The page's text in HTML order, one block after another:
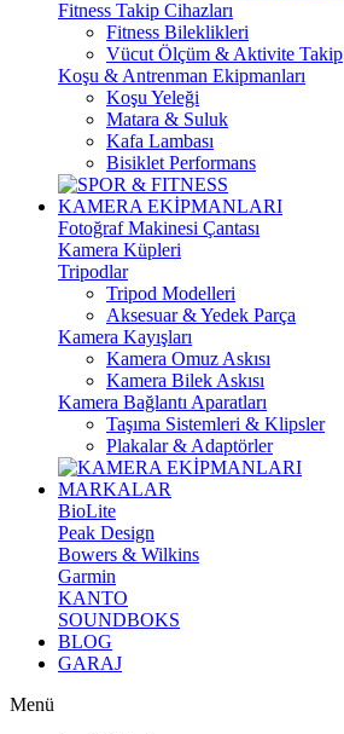
Fitness Takip Cihazları
Fitness Bileklikleri
Vücut Ölçüm & Aktivite Takip
Koşu & Antrenman Ekipmanları
Koşu Yeleği
Matara & Suluk
Kafa Lambası
Bisiklet Performans
KAMERA EKİPMANLARI
Fotoğraf Makinesi Çantası
Kamera Küpleri
Tripodlar
Tripod Modelleri
Aksesuar & Yedek Parça
Kamera Kayışları
Kamera Omuz Askısı
Kamera Bilek Askısı
Kamera Bağlantı Aparatları
Taşıma Sistemleri & Klipsler
Plakalar & Adaptörler
MARKALAR
BioLite
Peak Design
Bowers & Wilkins
Garmin
KANTO
SOUNDBOKS
BLOG
GARAJ
Menü